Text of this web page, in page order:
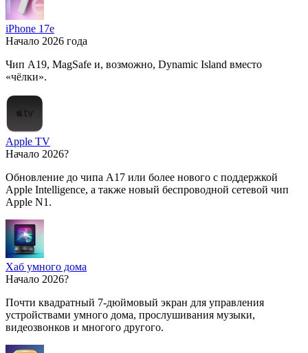
iPhone 17e
Начало 2026 года
Чип A19, MagSafe и, возможно, Dynamic Island вместо
«чёлки».
Apple TV
Начало 2026?
Обновление до чипа A17 или более нового с поддержкой
Apple Intelligence, а также новый беспроводной сетевой чип
Apple N1.
Хаб умного дома
Начало 2026?
Почти квадратный 7-дюймовый экран для управления
устройствами умного дома, прослушивания музыки,
видеозвонков и многого другого.